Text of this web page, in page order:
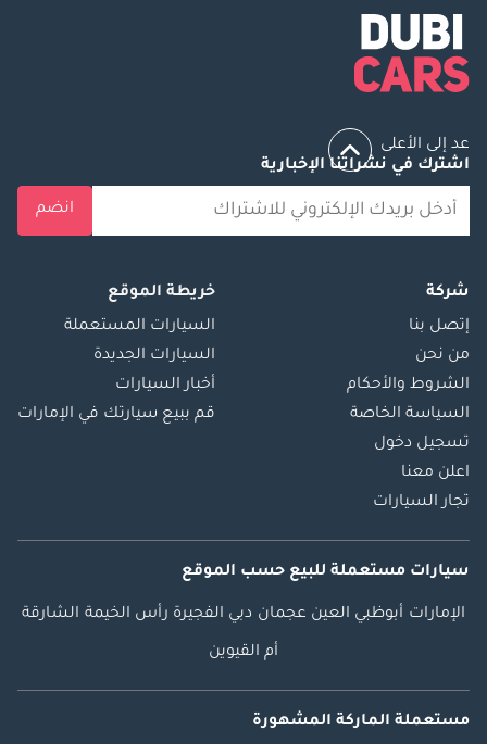
عد إلى الأعلى
اشترك في نشراتنا الإخبارية
انضم
شركة
إتصل بنا
من نحن
الشروط والأحكام
السياسة الخاصة
تسجيل دخول
اعلن معنا
تجار السيارات
خريطة الموقع
السيارات المستعملة
السيارات الجديدة
أخبار السيارات
قم ببيع سيارتك في الإمارات
سيارات مستعملة للبيع حسب الموقع
الإمارات أبوظبي العين عجمان دبي الفجيرة رأس الخيمة الشارقة
أم القيوين
مستعملة الماركة المشهورة